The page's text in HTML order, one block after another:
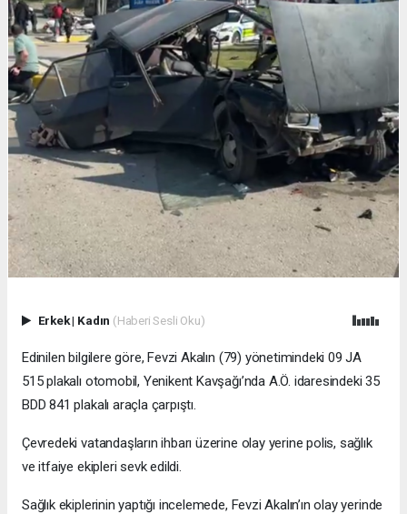
Erkek| Kadın (Haberi Sesli Oku)
Edinilen bilgilere göre, Fevzi Akalın (79) yönetimindeki 09 JA
515 plakalı otomobil, Yenikent Kavşağı’nda A.Ö. idaresindeki 35
BDD 841 plakalı araçla çarpıştı.
Çevredeki vatandaşların ihbarı üzerine olay yerine polis, sağlık
ve itfaiye ekipleri sevk edildi.
Sağlık ekiplerinin yaptığı incelemede, Fevzi Akalın’ın olay yerinde